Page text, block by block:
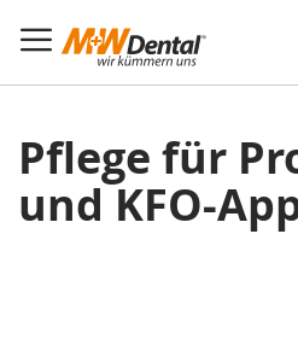
Pflege für
und KFO-